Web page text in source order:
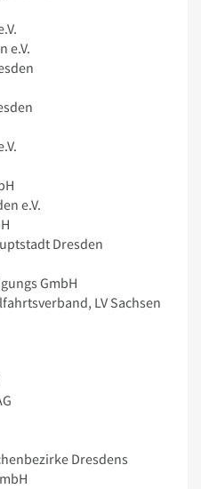
e.V.
e.V.
Dresden
GmbH
LV Sachsen
Dresdens